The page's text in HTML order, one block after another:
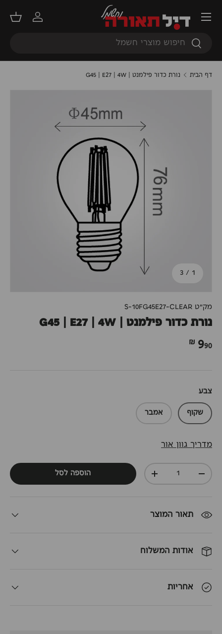
דילוג
חיפוש
חיפוש
התחברות
סל
תפריט
דף הבית נורת כדור פילמנט | G45 | E27 | 4W
1
/ מתוך
3
מק"ט S-10FG45E27-CLEAR
נורת כדור פילמנט | G45 | E27 | 4W
990 ₪
צבע
שקוף אמבר
מדריך גוון אור
כמות
+ הוספה לסל
תאור המוצר
אודות המשלוח
אחריות